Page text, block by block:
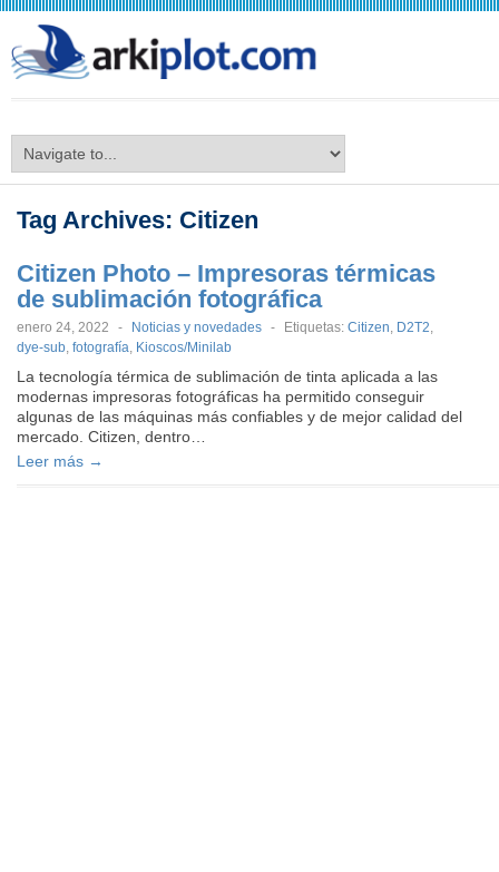
Tag Archives: Citizen
Citizen Photo – Impresoras térmicas
de sublimación fotográfica
enero 24, 2022 - Noticias y novedades - Etiquetas: Citizen, D2T2,
dye-sub, fotografía, Kioscos/Minilab
La tecnología térmica de sublimación de tinta aplicada a las
modernas impresoras fotográficas ha permitido conseguir
algunas de las máquinas más confiables y de mejor calidad del
mercado. Citizen, dentro…
Leer más →